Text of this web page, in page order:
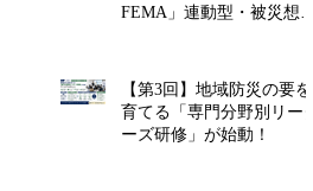
FEMA」連動型・被災想定
【第3回】地域防災の要を
育てる「専門分野別リーダ
ーズ研修」が始動！